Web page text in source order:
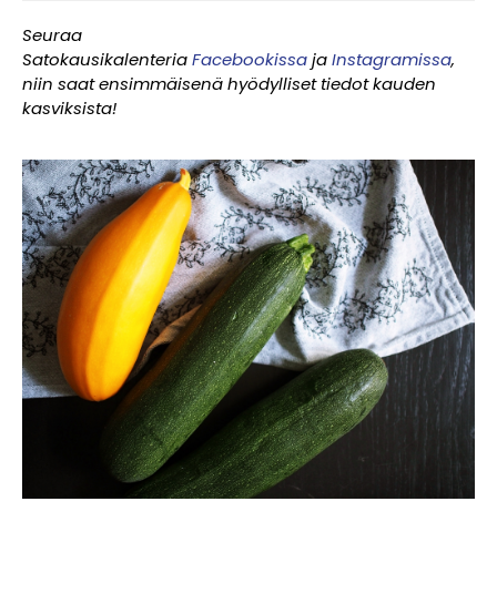
Seuraa
SatokausikalenteriaFacebookissajaInstagramissa,
niin saat ensimmäisenä hyödylliset tiedot kauden
kasviksista!